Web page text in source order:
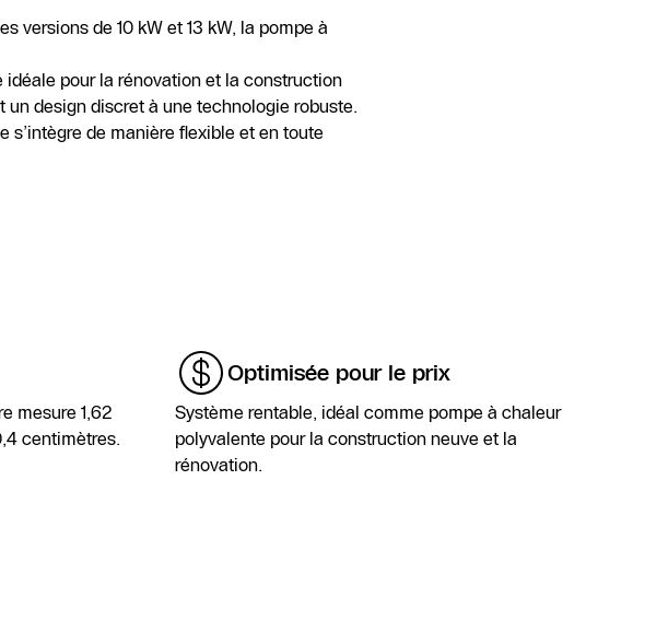
versions de 10 kW et 13 kW, la pompe à
idéale pour la rénovation et la construction
design discret à une technologie robuste.
de manière flexible et en toute
mesure 1,62
centimètres.
Optimisée pour le prix
Système rentable, idéal comme pompe à chaleur
polyvalente pour la construction neuve et la
rénovation.